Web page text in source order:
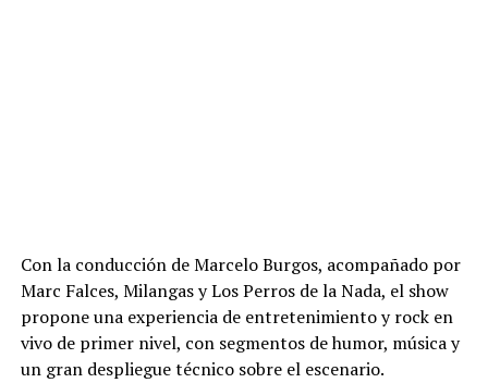
Con la conducción de Marcelo Burgos, acompañado por
Marc Falces, Milangas y Los Perros de la Nada, el show
propone una experiencia de entretenimiento y rock en
vivo de primer nivel, con segmentos de humor, música y
un gran despliegue técnico sobre el escenario.